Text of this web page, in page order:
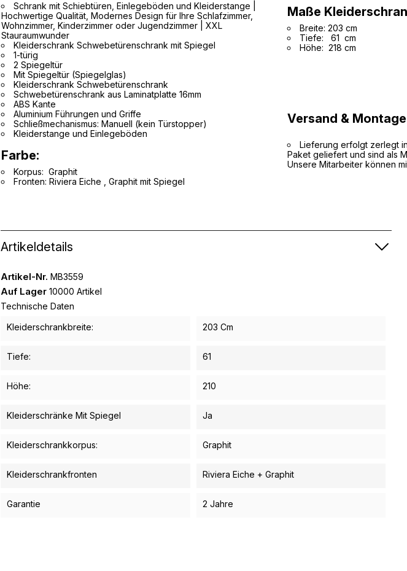
Schrank mit Schiebtüren, Einlegeböden und Kleiderstange |
Hochwertige Qualität, Modernes Design für Ihre Schlafzimmer,
Wohnzimmer, Kinderzimmer oder Jugendzimmer | XXL
Stauraumwunder
Kleiderschrank Schwebetürenschrank mit Spiegel
1-türig
2 Spiegeltür
Mit Spiegeltür (Spiegelglas)
Kleiderschrank Schwebetürenschrank
Schwebetürenschrank aus Laminatplatte 16mm
ABS Kante
Aluminium Führungen und Griffe
Schließmechanismus: Manuell (kein Türstopper)
Kleiderstange und Einlegeböden
Farbe:
Korpus: Graphit
Fronten: Riviera Eiche , Graphit mit Spiegel
Maße
Breite: 203 cm
Tiefe: 61 cm
Höhe: 218 cm
Versand &
Lieferung erfolgt zerlegt
Paket geliefert und sind als
Unsere Mitarbeiter können
Artikeldetails
Artikel-Nr. MB3559
Auf Lager 10000 Artikel
Technische Daten
Kleiderschrankbreite:
203 Cm
Tiefe: 61
Höhe: 210
Kleiderschränke Mit Spiegel Ja
Kleiderschrankkorpus: Graphit
Kleiderschrankfronten Riviera Eiche + Graphit
Garantie 2 Jahre